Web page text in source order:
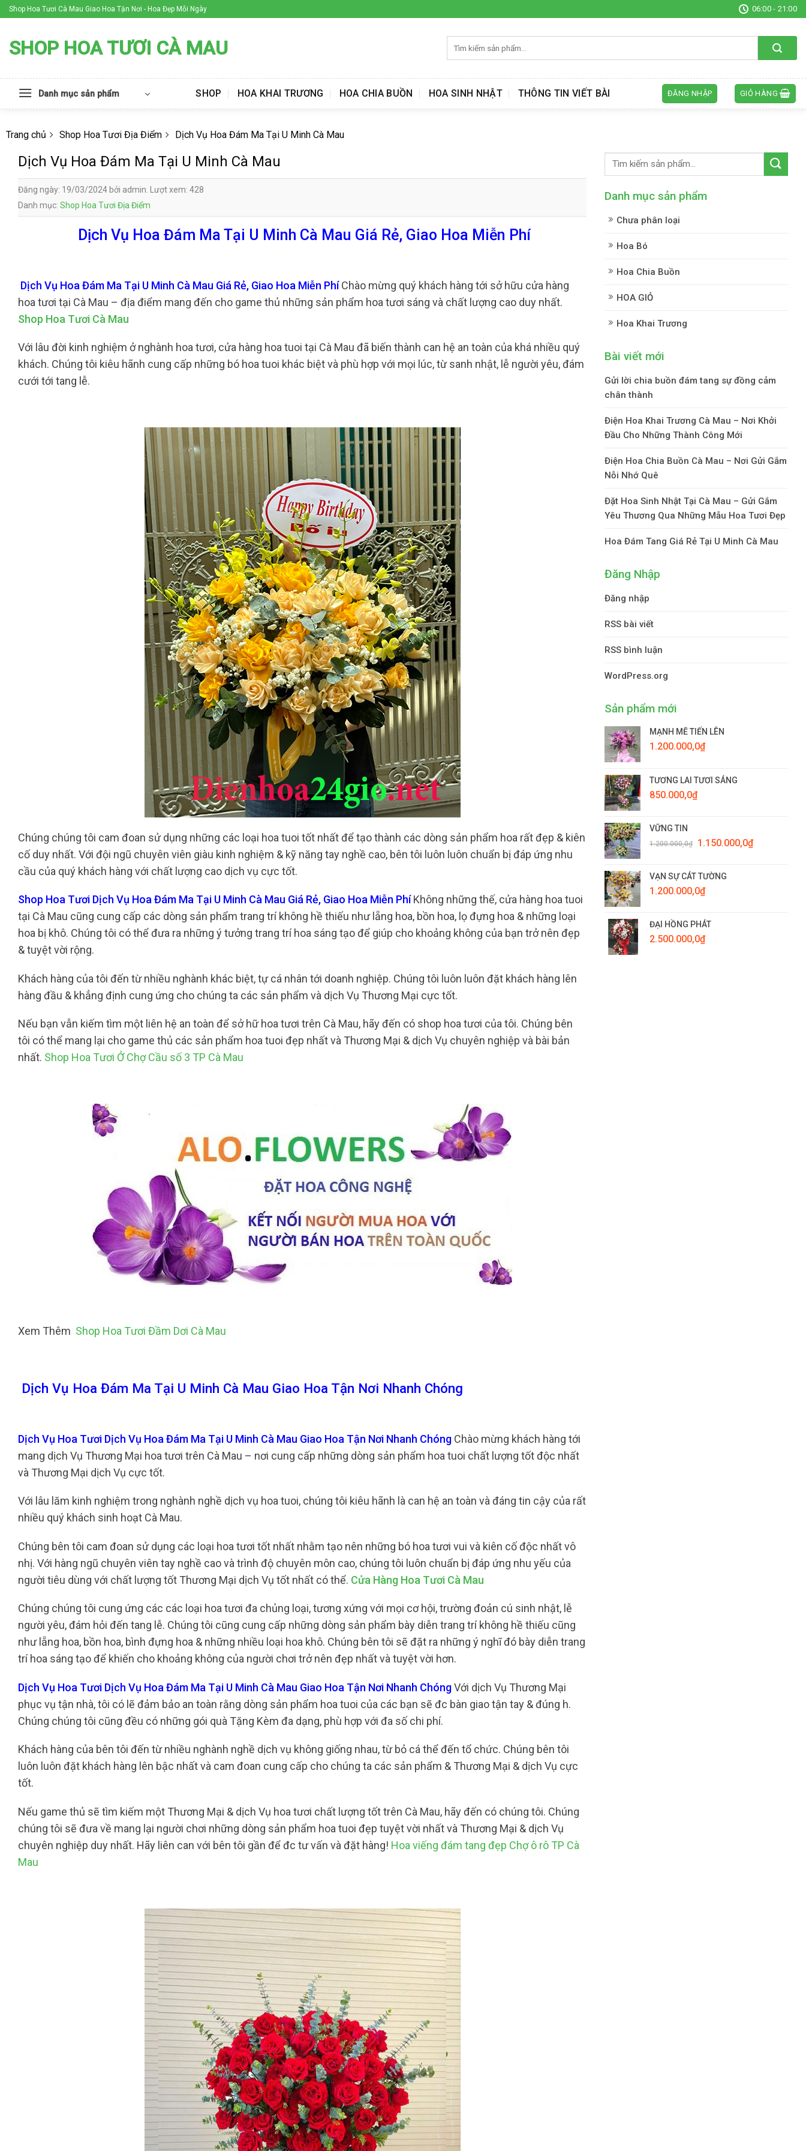
Skip
to
Shop Hoa Tươi Cà Mau Giao Hoa Tận Nơi - Hoa Đẹp Mỗi Ngày 06:00 - 21:00
SHOP HOA TƯƠI CÀ MAU
kiếm:
Danh mục sản phẩm SHOP HOA KHAI TRƯƠNG HOA CHIA BUỒN HOA SINH NHẬT THÔNG TIN VIẾT BÀI ĐĂNG NHẬP GIỎ HÀNG
Trang chủ Shop Hoa Tươi Địa Điểm Dịch Vụ Hoa Đám Ma Tại U Minh Cà Mau
Dịch Vụ Hoa Đám Ma Tại U Minh Cà Mau
Đăng ngày: 19/03/2024 bởi admin. Lượt xem: 428
Danh mục: Shop Hoa Tươi Địa Điểm
Dịch Vụ Hoa Đám Ma Tại U Minh Cà Mau Giá Rẻ, Giao Hoa Miễn Phí
Dịch Vụ Hoa Đám Ma Tại U Minh Cà Mau Giá Rẻ, Giao Hoa Miễn PhíChào mừng quý khách hàng tới sở hữu cửa hàng
hoa tươi tại Cà Mau – địa điểm mang đến cho game thủ những sản phẩm hoa tươi sáng và chất lượng cao duy nhất.
Shop Hoa Tươi Cà Mau
Với lâu đời kinh nghiệm ở nghành hoa tươi, cửa hàng hoa tuoi tại Cà Mau đã biến thành can hệ an toàn của khá nhiều quý
khách. Chúng tôi kiêu hãnh cung cấp những bó hoa tuoi khác biệt và phù hợp với mọi lúc, từ sanh nhật, lễ người yêu, đám
cưới tới tang lễ.
Chúng chúng tôi cam đoan sử dụng những các loại hoa tuoi tốt nhất để tạo thành các dòng sản phẩm hoa rất đẹp & kiên
cố duy nhất. Với đội ngũ chuyên viên giàu kinh nghiệm & kỹ năng tay nghề cao, bên tôi luôn luôn chuẩn bị đáp ứng nhu
cầu của quý khách hàng với chất lượng cao dịch vụ cực tốt.
Shop Hoa Tươi Dịch Vụ Hoa Đám Ma Tại U Minh Cà Mau Giá Rẻ, Giao Hoa Miễn PhíKhông những thế, cửa hàng hoa tuoi
tại Cà Mau cũng cung cấp các dòng sản phẩm trang trí không hề thiếu như lẵng hoa, bồn hoa, lọ đựng hoa & những loại
hoa bị khô. Chúng tôi có thể đưa ra những ý tưởng trang trí hoa sáng tạo để giúp cho khoảng không của bạn trở nên đẹp
& tuyệt vời rộng.
Khách hàng của tôi đến từ nhiều nghành khác biệt, tự cá nhân tới doanh nghiệp. Chúng tôi luôn luôn đặt khách hàng lên
hàng đầu & khẳng định cung ứng cho chúng ta các sản phẩm và dịch Vụ Thương Mại cực tốt.
Nếu bạn vẫn kiếm tìm một liên hệ an toàn để sở hữ hoa tươi trên Cà Mau, hãy đến có shop hoa tươi của tôi. Chúng bên
tôi có thể mang lại cho game thủ các sản phẩm hoa tuoi đẹp nhất và Thương Mại & dịch Vụ chuyên nghiệp và bài bản
nhất. Shop Hoa Tươi Ở Chợ Cầu số 3 TP Cà Mau
Xem Thêm Shop Hoa Tươi Đầm Dơi Cà Mau
Dịch Vụ Hoa Đám Ma Tại U Minh Cà Mau Giao Hoa Tận Nơi Nhanh Chóng
Dịch Vụ Hoa Tươi Dịch Vụ Hoa Đám Ma Tại U Minh Cà Mau Giao Hoa Tận Nơi Nhanh Chóng Chào mừng khách hàng tới
mang dịch Vụ Thương Mại hoa tươi trên Cà Mau – nơi cung cấp những dòng sản phẩm hoa tuoi chất lượng tốt độc nhất
và Thương Mại dịch Vụ cực tốt.
Với lâu lăm kinh nghiệm trong nghành nghề dịch vụ hoa tuoi, chúng tôi kiêu hãnh là can hệ an toàn và đáng tin cậy của rất
nhiều quý khách sinh hoạt Cà Mau.
Chúng bên tôi cam đoan sử dụng các loại hoa tươi tốt nhất nhằm tạo nên những bó hoa tươi vui và kiên cố độc nhất vô
nhị. Với hàng ngũ chuyên viên tay nghề cao và trình độ chuyên môn cao, chúng tôi luôn chuẩn bị đáp ứng nhu yếu của
người tiêu dùng với chất lượng tốt Thương Mại dịch Vụ tốt nhất có thể. Cửa Hàng Hoa Tươi Cà Mau
Chúng chúng tôi cung ứng các các loại hoa tươi đa chủng loại, tương xứng với mọi cơ hội, trường đoản cú sinh nhật, lễ
người yêu, đám hỏi đến tang lễ. Chúng tôi cũng cung cấp những dòng sản phẩm bày diễn trang trí không hề thiếu cũng
như lẵng hoa, bồn hoa, bình đựng hoa & những nhiều loại hoa khô. Chúng bên tôi sẽ đặt ra những ý nghĩ đó bày diễn trang
trí hoa sáng tạo để khiến cho khoảng không của người chơi trở nên đẹp nhất và tuyệt vời hơn.
Dịch Vụ Hoa Tươi Dịch Vụ Hoa Đám Ma Tại U Minh Cà Mau Giao Hoa Tận Nơi Nhanh ChóngVới dịch Vụ Thương Mại
phục vụ tận nhà, tôi có lẽ đảm bảo an toàn rằng dòng sản phẩm hoa tuoi của các bạn sẽ đc bàn giao tận tay & đúng h.
Chúng chúng tôi cũng đều có những gói quà Tặng Kèm đa dạng, phù hợp với đa số chi phí.
Khách hàng của bên tôi đến từ nhiều nghành nghề dịch vụ không giống nhau, từ bỏ cá thể đến tổ chức. Chúng bên tôi
luôn luôn đặt khách hàng lên bậc nhất và cam đoan cung cấp cho chúng ta các sản phẩm & Thương Mại & dịch Vụ cực
tốt.
Nếu game thủ sẽ tìm kiếm một Thương Mại & dịch Vụ hoa tươi chất lượng tốt trên Cà Mau, hãy đến có chúng tôi. Chúng
chúng tôi sẽ đưa về mang lại người chơi những dòng sản phẩm hoa tuoi đẹp tuyệt vời nhất và Thương Mại & dịch Vụ
chuyên nghiệp duy nhất. Hãy liên can với bên tôi gần để đc tư vấn và đặt hàng! Hoa viếng đám tang đẹp Chợ ô rô TP Cà
Mau
Danh mục sản phẩm
Chưa phân loại
Hoa Bó
Hoa Chia Buồn
HOA GIỎ
Hoa Khai Trương
Bài viết mới
Gửi lời chia buồn đám tang sự đồng cảm
chân thành
Điện Hoa Khai Trương Cà Mau – Nơi Khởi
Đầu Cho Những Thành Công Mới
Điện Hoa Chia Buồn Cà Mau – Nơi Gửi Gắm
Nỗi Nhớ Quê
Đặt Hoa Sinh Nhật Tại Cà Mau – Gửi Gắm
Yêu Thương Qua Những Mẫu Hoa Tươi Đẹp
Hoa Đám Tang Giá Rẻ Tại U Minh Cà Mau
Đăng Nhập
Đăng nhập
RSS bài viết
RSS bình luận
WordPress.org
Sản phẩm mới
MẠNH MẼ TIẾN LÊN
1.200.000,0₫
TƯƠNG LAI TƯƠI SÁNG
850.000,0₫
VỮNG TIN
1.200.000,0₫
Giá
1.200.000,0₫.
1.150.000,0₫Giá
VẠN SỰ CÁT TƯỜNG
1.200.000,0₫
ĐẠI HỒNG PHÁT
2.500.000,0₫